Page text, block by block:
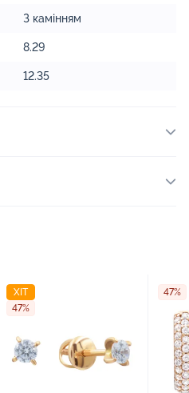
З камінням
8.29
12.35
ХІТ
47%
47%